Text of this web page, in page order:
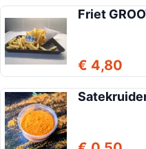
Friet
€ 4,80